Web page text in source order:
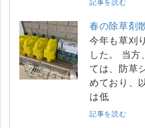
記事を読む
春の除草剤
今年も草刈
した。 当方、南関東発電所におい
ては、防草
めており、
は低
記事を読む